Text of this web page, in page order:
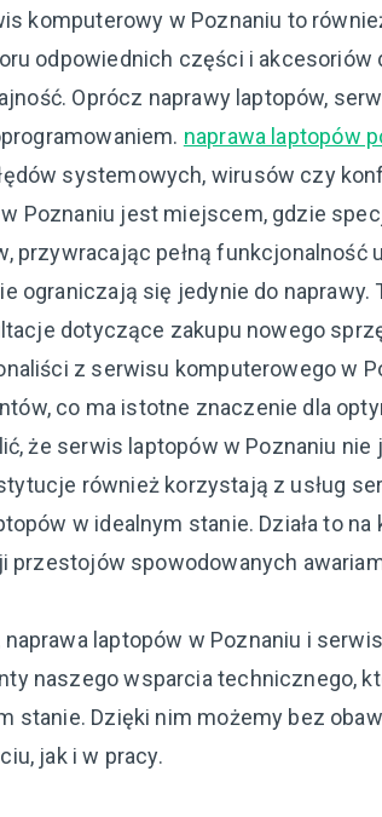
komputerowy w Poznaniu to
odpowiednich części i akcesoriów
Oprócz naprawy laptopów,
naprawa laptopów
systemowych, wirusów czy
Poznaniu jest miejscem, gdzie
przywracając pełną funkcjonalność
ograniczają się jedynie do naprawy.
dotyczące zakupu nowego
z serwisu komputerowego w
co ma istotne znaczenie dla
że serwis laptopów w Poznaniu
również korzystają z usług
w idealnym stanie. Działa to na
przestojów spowodowanych
laptopów w Poznaniu i serwis
naszego wsparcia technicznego,
stanie. Dzięki nim możemy bez
jak i w pracy.